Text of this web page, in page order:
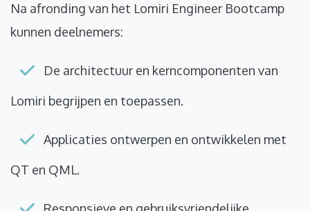
Na afronding van het Lomiri Engineer Bootcamp
kunnen deelnemers:
De architectuur en kerncomponenten van
Lomiri begrijpen en toepassen.
Applicaties ontwerpen en ontwikkelen met
QT en QML.
Responsieve en gebruiksvriendelijke